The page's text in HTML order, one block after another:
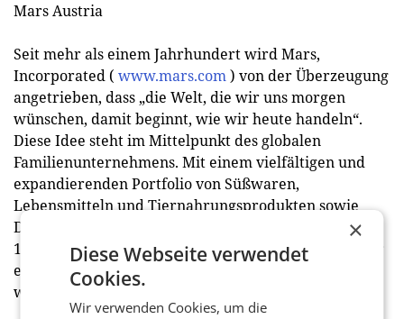
Mars Austria
Seit mehr als einem Jahrhundert wird Mars,
Incorporated ( www.mars.com) von der Überzeugung
angetrieben, dass „die Welt, die wir uns morgen
wünschen, damit beginnt, wie wir heute handeln“.
Diese Idee steht im Mittelpunkt des globalen
Familienunternehmens. Mit einem vielfältigen und
expandierenden Portfolio von Süßwaren,
Lebensmitteln und Tiernahrungsprodukten sowie
Dienstleistungen für Haustiere erwirtschaften heute
133.000 engagierte Mitarbeiterinnen und Mitarbeiter
einen Jahresumsatz von 40 Milliarden US-Dollar
weltweit. (red)
×
Diese Webseite verwendet
Cookies.
Wir verwenden Cookies, um die